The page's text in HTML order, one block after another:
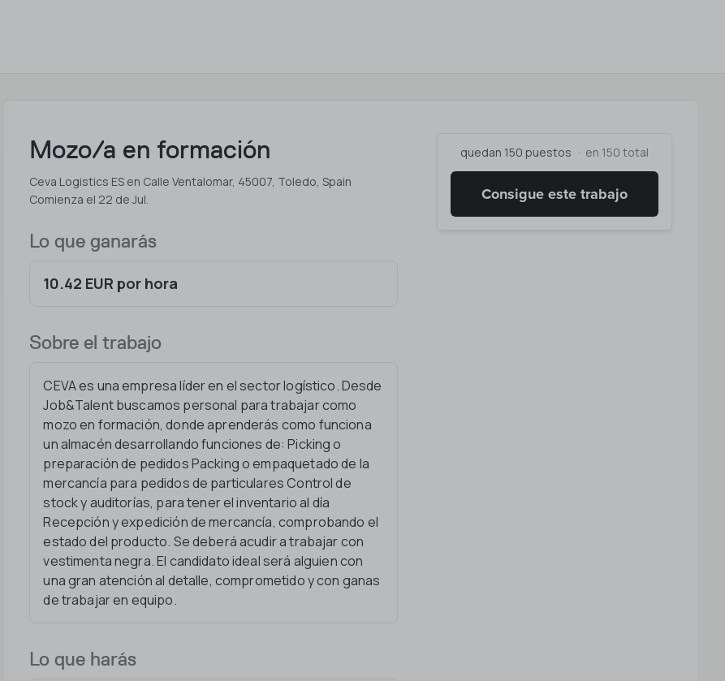
Mozo/a en formación
Ceva Logistics ES en Calle Ventalomar, 45007, Toledo, Spain
Comienza el 22 de Jul.
Lo que ganarás
10.42 EUR por hora
Sobre el trabajo
CEVA es una empresa líder en el sector logístico. Desde
Job&Talent buscamos personal para trabajar como
mozo en formación, donde aprenderás como funciona
un almacén desarrollando funciones de: Picking o
preparación de pedidos Packing o empaquetado de la
mercancía para pedidos de particulares Control de
stock y auditorías, para tener el inventario al día
Recepción y expedición de mercancía, comprobando el
estado del producto. Se deberá acudir a trabajar con
vestimenta negra. El candidato ideal será alguien con
una gran atención al detalle, comprometido y con ganas
de trabajar en equipo.
Lo que harás
quedan 150 puestos en 150 total
Consigue este trabajo